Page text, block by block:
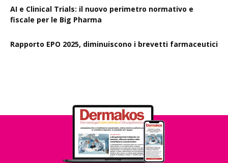
AI e Clinical Trials: il nuovo perimetro normativo e
fiscale per le Big Pharma
Rapporto EPO 2025, diminuiscono i brevetti farmaceutici